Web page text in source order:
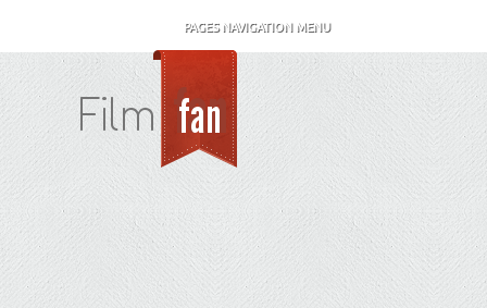
PAGES NAVIGATION MENU